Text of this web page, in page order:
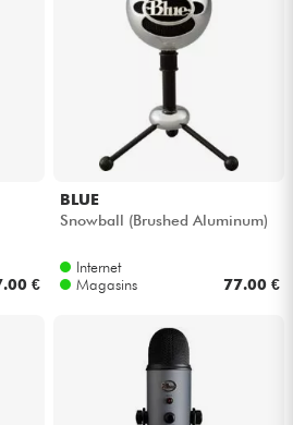
Voir nos marques
€
BLUE
Snowball (Brushed Aluminum)
Internet
Magasins
77.00 €